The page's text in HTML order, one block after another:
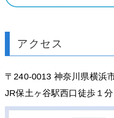
アクセス
〒240-0013 神奈川県横浜
JR保土ヶ谷駅西口徒歩１分